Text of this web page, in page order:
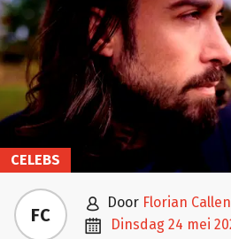
CELEBS
FC  door Florian
 dinsdag 24 mei